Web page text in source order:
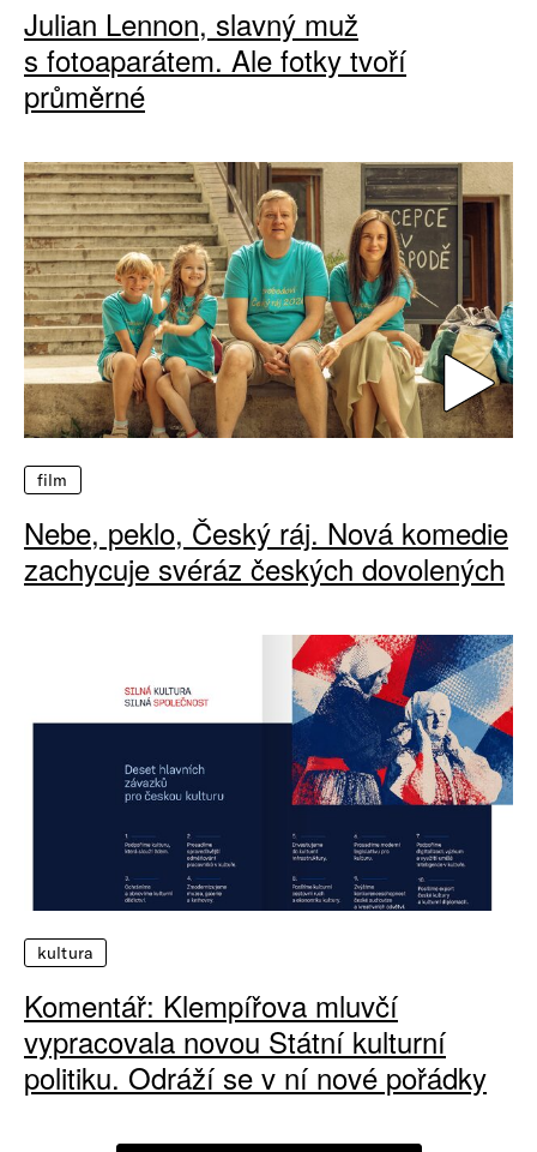
Julian Lennon, slavný muž
s fotoaparátem. Ale fotky tvoří
průměrné
film
Nebe, peklo, Český ráj. Nová komedie
zachycuje svéráz českých dovolených
kultura
Komentář: Klempířova mluvčí
vypracovala novou Státní kulturní
politiku. Odráží se v ní nové pořádky